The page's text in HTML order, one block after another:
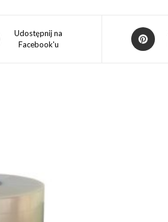
Udostępnij na
Facebook'u
Opens
in